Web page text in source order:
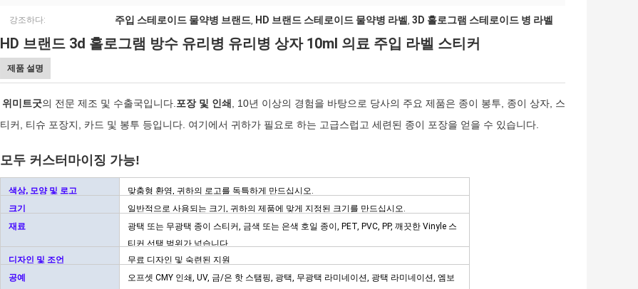
강조하다: 주입 스테로이드 물약병 브랜드, HD 브랜드 스테로이드 물약병 라벨, 3D 홀로그램 스테로이드 병 라벨
HD 브랜드 3d 홀로그램 방수 유리병 유리병 상자 10ml 의료 주입 라벨 스티커
제품 설명
위미트굿의 전문 제조 및 수출국입니다.포장 및 인쇄 , 10년 이상의 경험을 바탕으로 당사의 주요 제품은 종이 봉투, 종이 상자, 스
티커, 티슈 포장지, 카드 및 봉투 등입니다. 여기에서 귀하가 필요로 하는 고급스럽고 세련된 종이 포장을 얻을 수 있습니다.
모두 커스터마이징 가능!
색상, 모양 및 로고
맞춤형 환영, 귀하의 로고를 독특하게 만드십시오.
크기
일반적으로 사용되는 크기, 귀하의 제품에 맞게 지정된 크기를 만드십시오.
재료
광택 또는 무광택 종이 스티커, 금색 또는 은색 호일 종이, PET, PVC, PP, 깨끗한 Vinyle 스
티커.선택 범위가 넓습니다.
디자인 및 조언
무료 디자인 및 숙련된 지원
공예
오프셋 CMY 인쇄, UV, 금/은 핫 스탬핑, 광택, 무광택 라미네이션, 광택 라미네이션, 엠보